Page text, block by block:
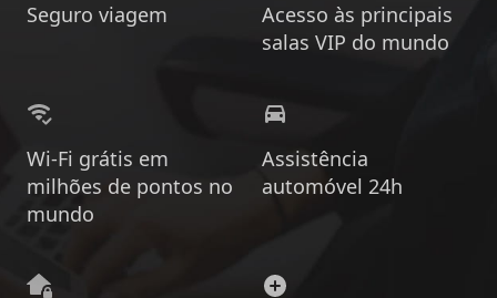
Seguro viagem
Acesso às principais
salas VIP do mundo
Wi-Fi grátis em
milhões de pontos no
mundo
Assistência
automóvel 24h